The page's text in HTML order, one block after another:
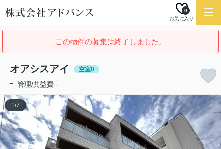
お気に入り
0
この物件の募集は終了しました。
オアシスアイ 空室0
- 管理/共益費 -
1/7